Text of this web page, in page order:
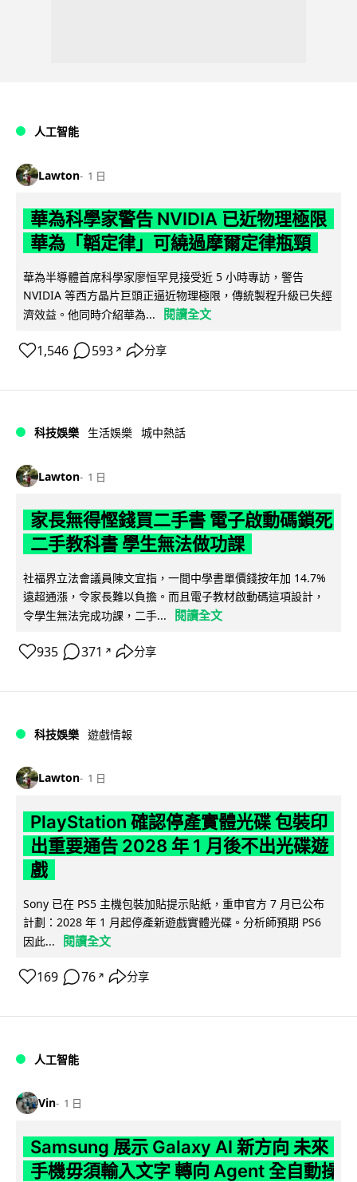
人工智能
Lawton 1 日
華為科學家警告 NVIDIA 已近物理極限
華為「韜定律」可繞過摩爾定律瓶頸
華為半導體首席科學家廖恒罕見接受近 5 小時專訪，警告
NVIDIA 等西方晶片巨頭正逼近物理極限，傳統製程升級已失經
濟效益。他同時介紹華為...
閱讀全文
1,546 593 ↗ 分享
科技娛樂 生活娛樂 城中熱話
Lawton 1 日
家長無得慳錢買二手書 電子啟動碼鎖死
二手教科書 學生無法做功課
社福界立法會議員陳文宜指，一間中學書單價錢按年加 14.7%
遠超通漲，令家長難以負擔。而且電子教材啟動碼這項設計，
令學生無法完成功課，二手...
閱讀全文
935 371 ↗ 分享
科技娛樂 遊戲情報
Lawton 1 日
PlayStation 確認停產實體光碟 包裝印
出重要通告 2028 年 1 月後不出光碟遊
戲
Sony 已在 PS5 主機包裝加貼提示貼紙，重申官方 7 月已公布
計劃：2028 年 1 月起停產新遊戲實體光碟。分析師預期 PS6
因此...
閱讀全文
169 76 ↗ 分享
人工智能
Vin 1 日
Samsung 展示 Galaxy AI 新方向 未來
手機毋須輸入文字 轉向 Agent 全自動操